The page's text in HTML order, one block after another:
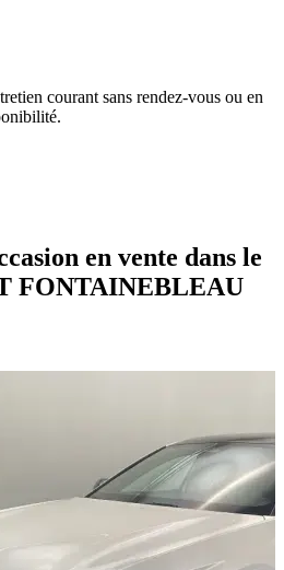
courant sans rendez-vous ou en
en vente dans le
FONTAINEBLEAU